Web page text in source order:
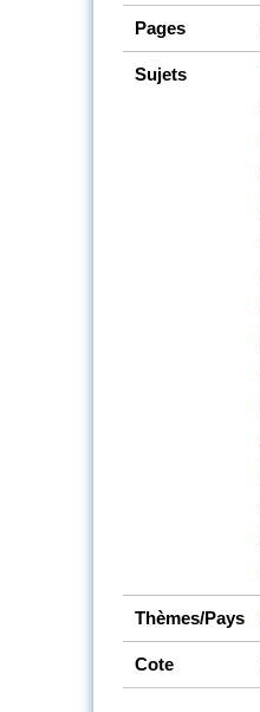
Pages
Sujets
Thèmes/Pays
Cote